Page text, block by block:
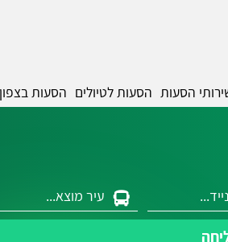
הסעות הסעות לטיולים הסעות בצפון